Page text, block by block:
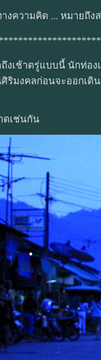
งความคิด ... หมายถึงส
งเช้าตรู่แบบนี้ นักท่อง
ริมงคลก่อนจะออกเดิ
ดเช่นกัน